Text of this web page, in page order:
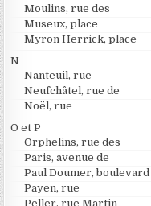
Moulins, rue des
Museux, place
Myron Herrick, place
N
Nanteuil, rue
Neufchâtel, rue de
Noël, rue
O et P
Orphelins, rue des
Paris, avenue de
Paul Doumer, boulevard
Payen, rue
Peller, rue Martin